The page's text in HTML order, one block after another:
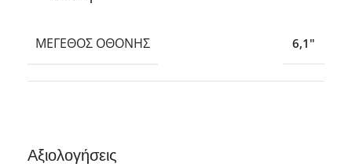
ΜΈΓΕΘΟΣ ΟΘΌΝΗΣ 6,1″
Αξιολογήσεις